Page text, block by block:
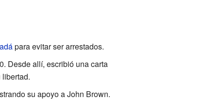
para evitar ser arrestados.
Desde allí, escribió una carta
su apoyo a John Brown.